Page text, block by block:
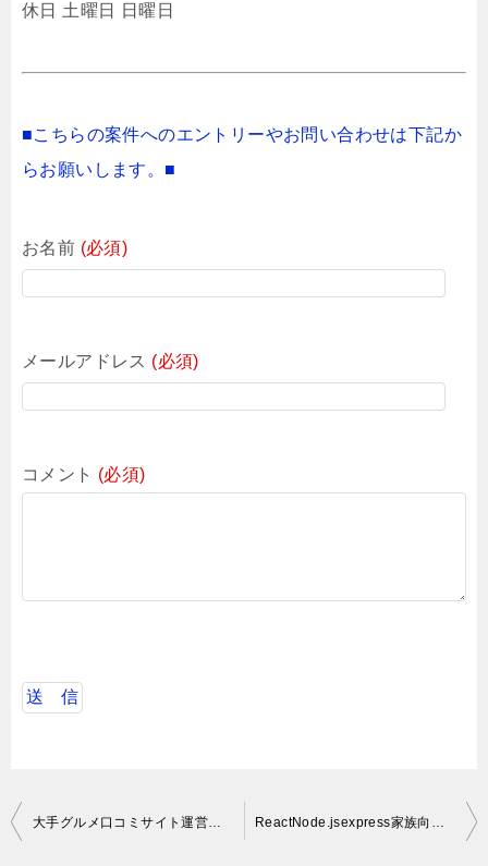
休日 土曜日 日曜日
■こちらの案件へのエントリーやお問い合わせは下記か
らお願いします。■
お名前 (必須)
メールアドレス (必須)
コメント (必須)
投
大手グルメ口コミサイト運営企業におけるバックエンドエンジニア ReactNode.jsexpress家族向けのアプリのフルスタックエンジニア開発案件